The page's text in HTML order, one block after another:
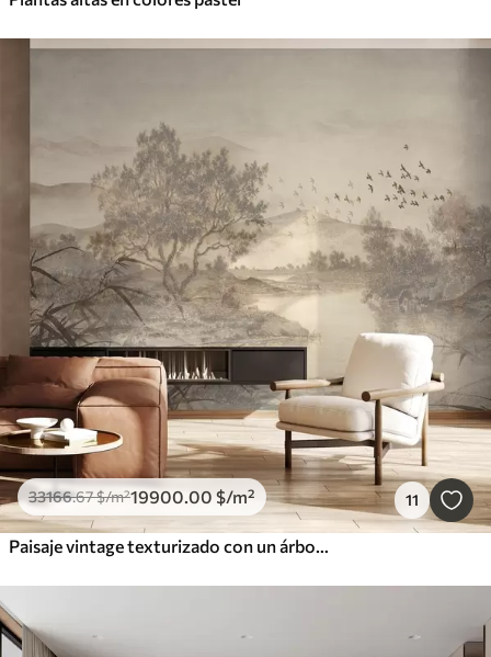
33166.67$/m²19900.00 $/m² 11
Paisaje vintage texturizado con un árbol cerca de un río y un cielo nublado, arte de la naturaleza en tonos sepia